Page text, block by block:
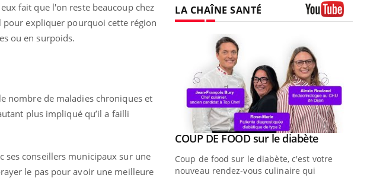
fait que l'on reste beaucoup chez
pour expliquer pourquoi cette région
ou en surpoids.
nombre de maladies chroniques et
plus impliqué qu’il a failli
ses conseillers municipaux sur une
le pas pour avoir une meilleure
LA CHAÎNE SANTÉ
Youtube
COUP DE FOOD sur le diabèteYoutube
Coup de food sur le diabète, c'est votre
nouveau rendez-vous culinaire qui